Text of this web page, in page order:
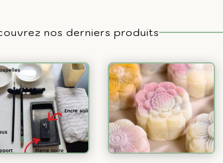
nos derniers produits